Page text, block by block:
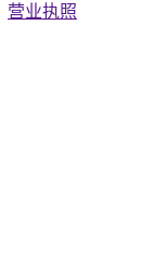
营业执照